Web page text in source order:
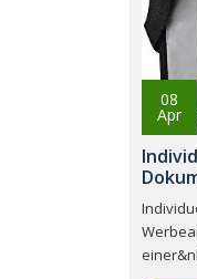
08
Apr